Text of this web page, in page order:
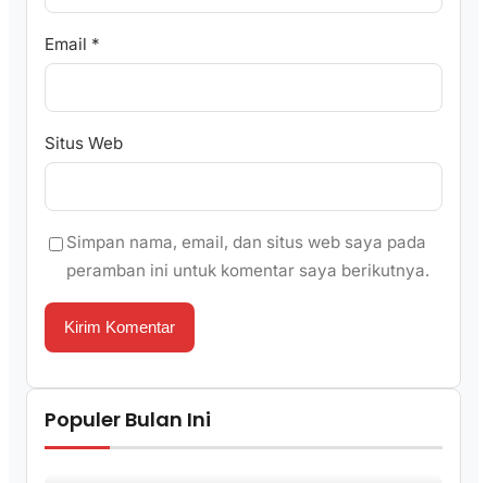
Email *
Situs Web
Simpan nama, email, dan situs web saya pada
peramban ini untuk komentar saya berikutnya.
Populer Bulan Ini